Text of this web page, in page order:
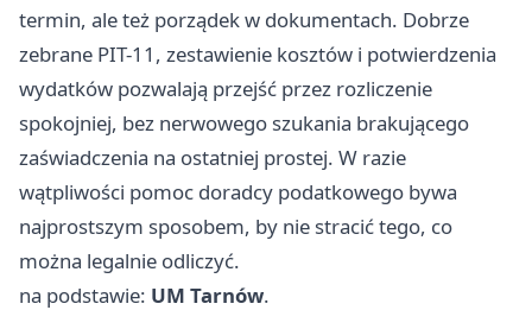
termin, ale też porządek w dokumentach. Dobrze
zebrane PIT-11, zestawienie kosztów i potwierdzenia
wydatków pozwalają przejść przez rozliczenie
spokojniej, bez nerwowego szukania brakującego
zaświadczenia na ostatniej prostej. W razie
wątpliwości pomoc doradcy podatkowego bywa
najprostszym sposobem, by nie stracić tego, co
można legalnie odliczyć.
na podstawie: UM Tarnów.